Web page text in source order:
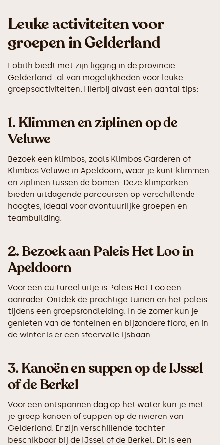
Leuke activiteiten voor
groepen in Gelderland
Lobith biedt met zijn ligging in de provincie
Gelderland tal van mogelijkheden voor leuke
groepsactiviteiten. Hierbij alvast een aantal tips:
1.Klimmen en ziplinen op de
Veluwe
Bezoek een klimbos, zoals Klimbos Garderen of
Klimbos Veluwe in Apeldoorn, waar je kunt klimmen
en ziplinen tussen de bomen. Deze klimparken
bieden uitdagende parcoursen op verschillende
hoogtes, ideaal voor avontuurlijke groepen en
teambuilding.
2.Bezoek aan Paleis Het Loo in
Apeldoorn
Voor een cultureel uitje is Paleis Het Loo een
aanrader. Ontdek de prachtige tuinen en het paleis
tijdens een groepsrondleiding. In de zomer kun je
genieten van de fonteinen en bijzondere flora, en in
de winter is er een sfeervolle ijsbaan.
3.Kanoën en suppen op de IJssel
of de Berkel
Voor een ontspannen dag op het water kun je met
je groep kanoën of suppen op de rivieren van
Gelderland. Er zijn verschillende tochten
beschikbaar bij de IJssel of de Berkel. Dit is een